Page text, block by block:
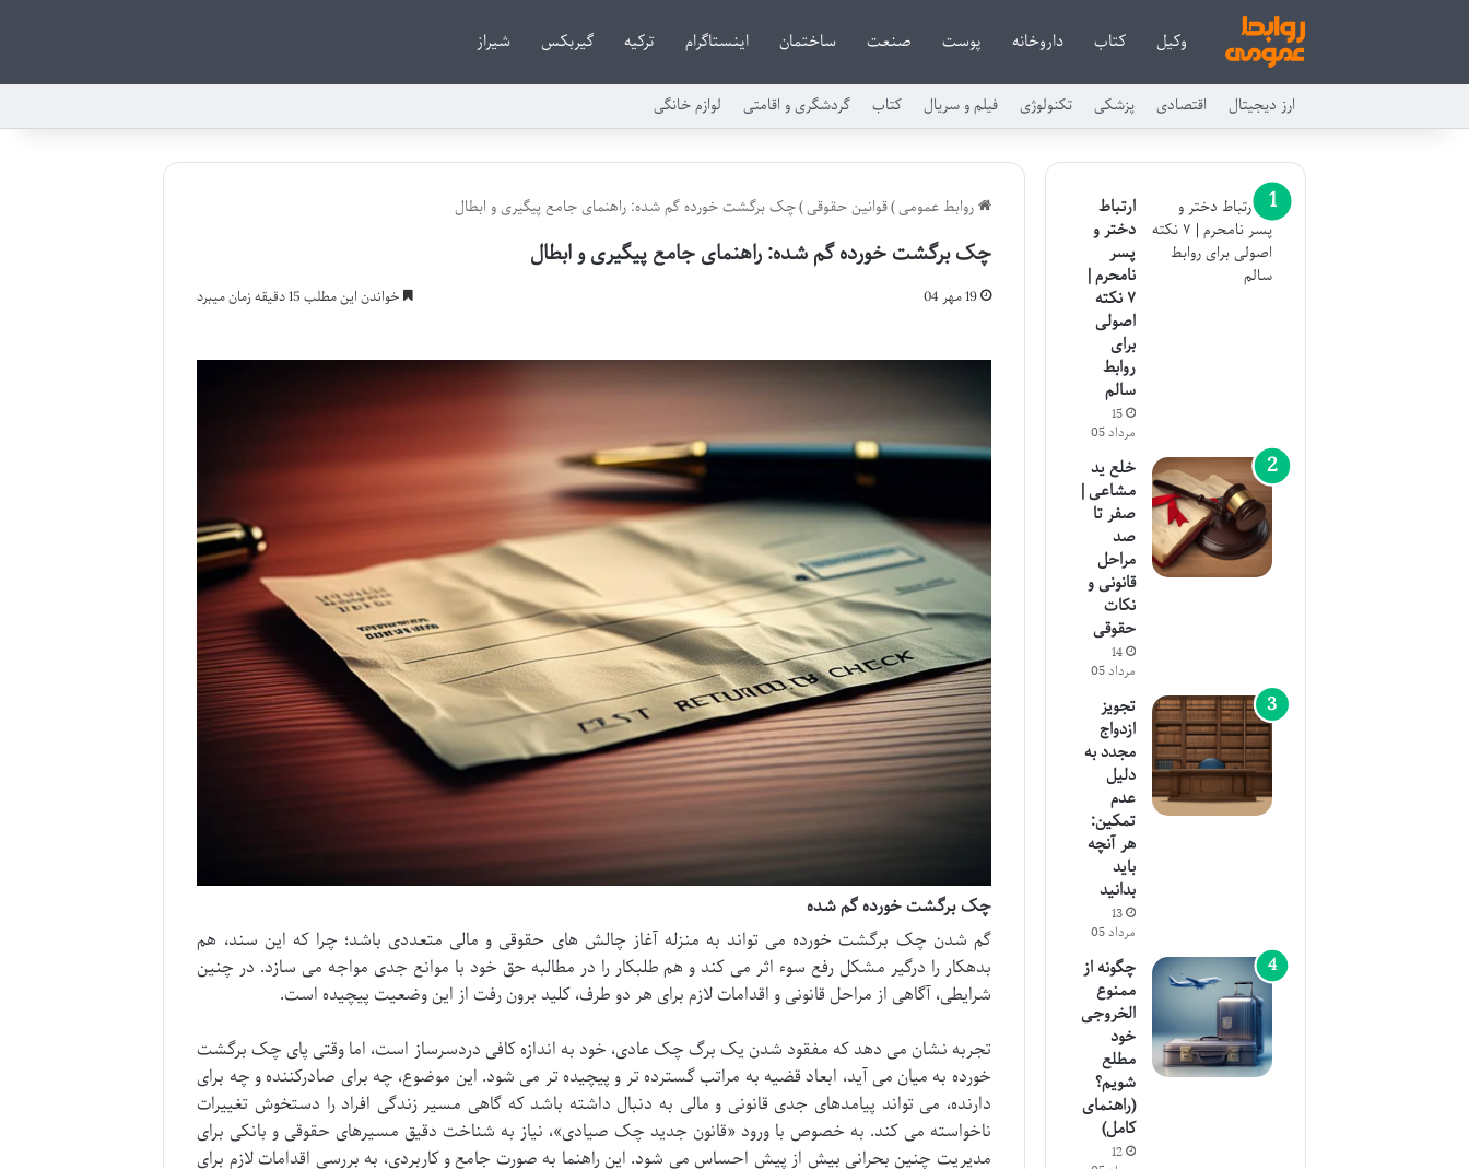
وکیل کتاب داروخانه پوست صنعت ساختمان اینستاگرام ترکیه گیربکس شیراز
ارز دیجیتال اقتصادی پزشکی تکنولوژی فیلم و سریال کتاب گردشگری و اقامتی لوازم خانگی
روابط عمومی)قوانین حقوقی)چک برگشت خورده گم شده: راهنمای جامع پیگیری و ابطال
چک برگشت خورده گم شده: راهنمای جامع پیگیری و ابطال
19 مهر 04 خواندن این مطلب 15 دقیقه زمان میبرد
چک برگشت خورده گم شده
گم شدن چک برگشت خورده می تواند به منزله آغاز چالش های حقوقی و مالی متعددی باشد؛ چرا که این سند، هم
بدهکار را درگیر مشکل رفع سوء اثر می کند و هم طلبکار را در مطالبه حق خود با موانع جدی مواجه می سازد. در چنین
شرایطی، آگاهی از مراحل قانونی و اقدامات لازم برای هر دو طرف، کلید برون رفت از این وضعیت پیچیده است.
تجربه نشان می دهد که مفقود شدن یک برگ چک عادی، خود به اندازه کافی دردسرساز است، اما وقتی پای چک برگشت
خورده به میان می آید، ابعاد قضیه به مراتب گسترده تر و پیچیده تر می شود. این موضوع، چه برای صادرکننده و چه برای
دارنده، می تواند پیامدهای جدی قانونی و مالی به دنبال داشته باشد که گاهی مسیر زندگی افراد را دستخوش تغییرات
ناخواسته می کند. به خصوص با ورود «قانون جدید چک صیادی»، نیاز به شناخت دقیق مسیرهای حقوقی و بانکی برای
مدیریت چنین بحرانی بیش از پیش احساس می شود. این راهنما به صورت جامع و کاربردی، به بررسی اقدامات لازم برای
ارتباط
دختر و
پسر
نامحرم |
۷ نکته
اصولی
برای
روابط
سالم
15
مرداد 05
خلع ید
مشاعی |
صفر تا
صد
مراحل
قانونی و
نکات
حقوقی
14
مرداد 05
تجویز
ازدواج
مجدد به
دلیل
عدم
تمکین:
هر آنچه
باید
بدانید
13
مرداد 05
چگونه از
ممنوع
الخروجی
خود
مطلع
شویم؟
(راهنمای
کامل)
12